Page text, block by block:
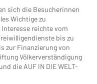
sich die Besucherinnen
Wichtige zu
reichte vom
bis zu
zur Finanzierung von
Völkerverständigung
die AUF IN DIE WELT-